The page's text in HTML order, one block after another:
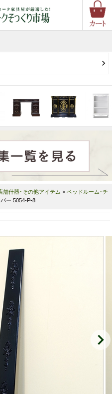
舗什器･その他アイテム > ベッドルーム･チ
ー 5054-P-8